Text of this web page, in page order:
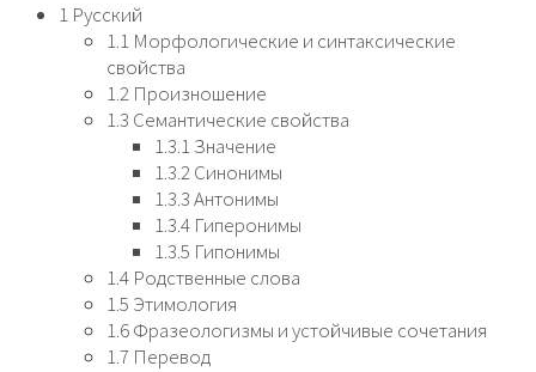
1 Русский
1.1 Морфологические и синтаксические
свойства
1.2 Произношение
1.3 Семантические свойства
1.3.1 Значение
1.3.2 Синонимы
1.3.3 Антонимы
1.3.4 Гиперонимы
1.3.5 Гипонимы
1.4 Родственные слова
1.5 Этимология
1.6 Фразеологизмы и устойчивые сочетания
1.7 Перевод